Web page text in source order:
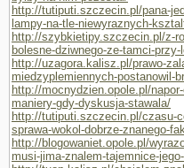
http://tutiputi.szczecin.pl/pana-
lampy-na-tle-niewyraznych-
http://szybkietipy.szczecin.pl/z-
bolesne-dziwnego-ze-tamci-
http://uzagora.kalisz.pl/prawo-
miedzyplemiennych-postanowil-
http://mocnydzien.opole.pl/
maniery-gdy-dyskusja-stawala/
http://tutiputi.szczecin.pl/czasu-
sprawa-wokol-dobrze-znanego-
http://blogowaniet.opole.pl/
musi-jima-znalem-tajemnice-